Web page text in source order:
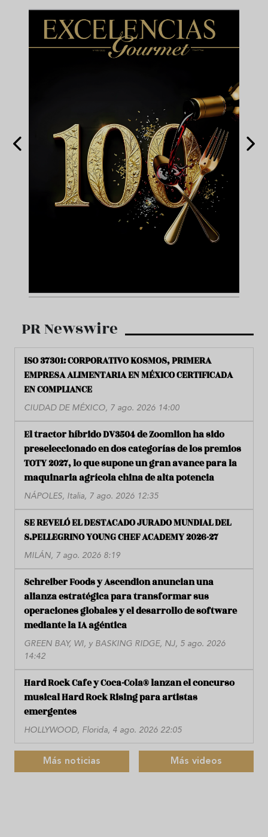
PR Newswire
ISO 37301: CORPORATIVO KOSMOS, PRIMERA
EMPRESA ALIMENTARIA EN MÉXICO CERTIFICADA
EN COMPLIANCE
CIUDAD DE MÉXICO, 7 ago. 2026 14:00
El tractor híbrido DV3504 de Zoomlion ha sido
preseleccionado en dos categorías de los premios
TOTY 2027, lo que supone un gran avance para la
maquinaria agrícola china de alta potencia
NÁPOLES, Italia, 7 ago. 2026 12:35
SE REVELÓ EL DESTACADO JURADO MUNDIAL DEL
S.PELLEGRINO YOUNG CHEF ACADEMY 2026-27
MILÁN, 7 ago. 2026 8:19
Schreiber Foods y Ascendion anuncian una
alianza estratégica para transformar sus
operaciones globales y el desarrollo de software
mediante la IA agéntica
GREEN BAY, WI, y BASKING RIDGE, NJ, 5 ago. 2026
14:42
Hard Rock Cafe y Coca-Cola® lanzan el concurso
musical Hard Rock Rising para artistas
emergentes
HOLLYWOOD, Florida, 4 ago. 2026 22:05
Más noticias Más videos